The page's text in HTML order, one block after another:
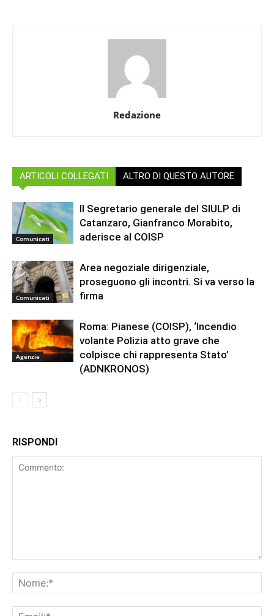
Redazione
ARTICOLI COLLEGATI ALTRO DI QUESTO AUTORE
Comunicati
Il Segretario generale del SIULP di
Catanzaro, Gianfranco Morabito,
aderisce al COISP
Comunicati
Area negoziale dirigenziale,
proseguono gli incontri. Si va verso la
firma
Agenzie
Roma: Pianese (COISP), ‘Incendio
volante Polizia atto grave che
colpisce chi rappresenta Stato’
(ADNKRONOS)
RISPONDI